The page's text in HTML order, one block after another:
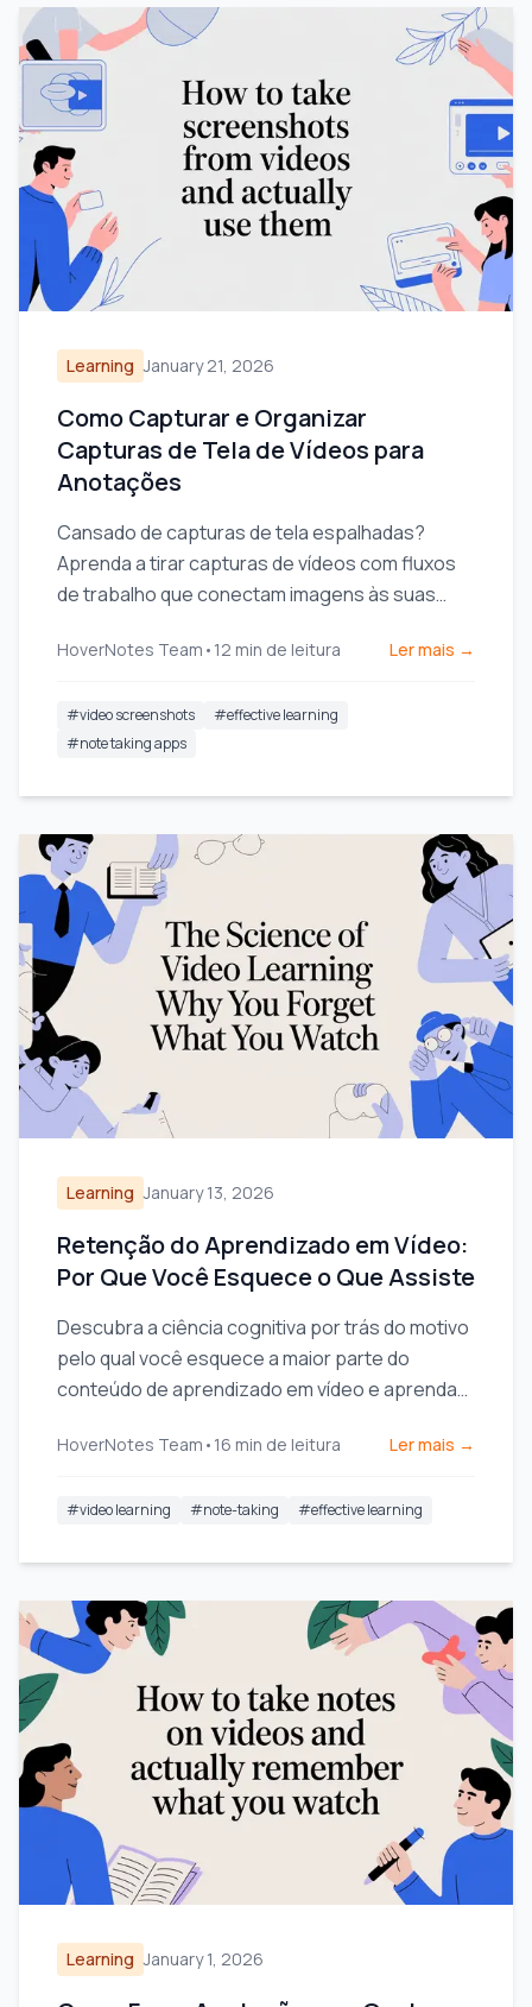
Learning January 21, 2026
Como Capturar e Organizar
Capturas de Tela de Vídeos para
Anotações
Cansado de capturas de tela espalhadas?
Aprenda a tirar capturas de vídeos com fluxos
de trabalho que conectam imagens às suas
HoverNotes Team • 12 min de leitura Ler mais →
#video screenshots #effective learning
#note taking apps
Learning January 13, 2026
Retenção do Aprendizado em Vídeo:
Por Que Você Esquece o Que Assiste
Descubra a ciência cognitiva por trás do motivo
pelo qual você esquece a maior parte do
conteúdo de aprendizado em vídeo e aprenda
transformar sua retenção.
HoverNotes Team • 16 min de leitura Ler mais →
#video learning #note-taking #effective learning
Learning January 1, 2026